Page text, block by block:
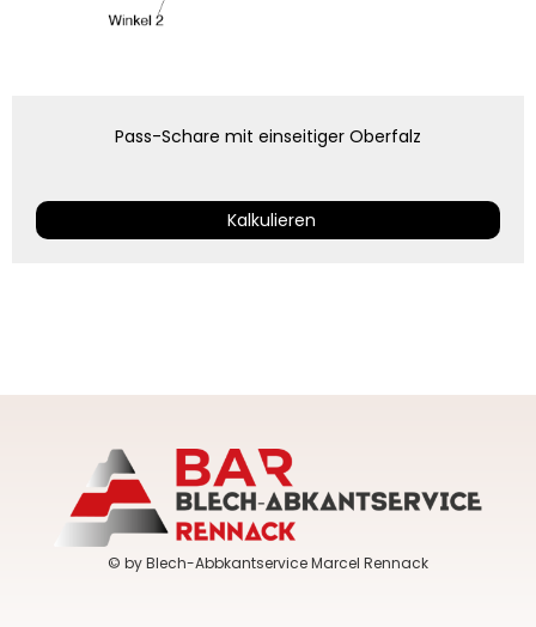
Pass-Schare mit einseitiger Oberfalz
Kalkulieren
© by Blech-Abbkantservice Marcel Rennack